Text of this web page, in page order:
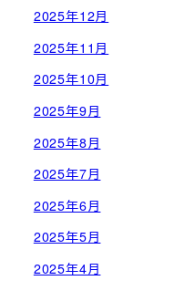
2025年12月
2025年11月
2025年10月
2025年9月
2025年8月
2025年7月
2025年6月
2025年5月
2025年4月